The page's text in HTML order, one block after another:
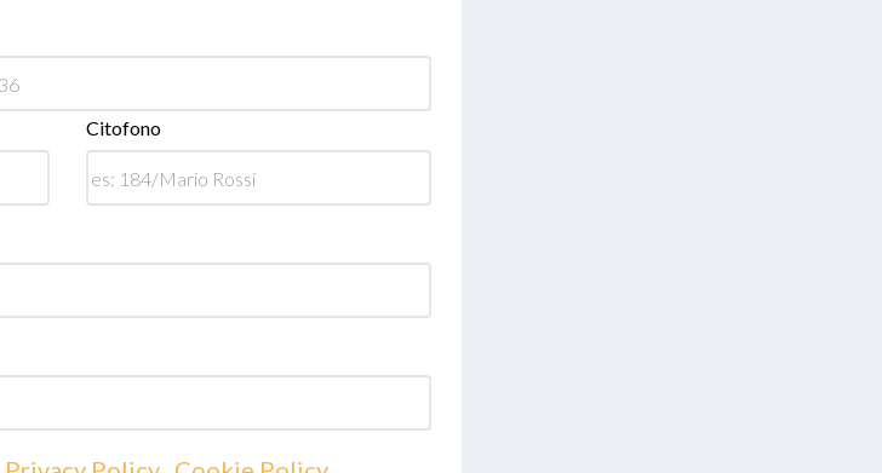
Citofono